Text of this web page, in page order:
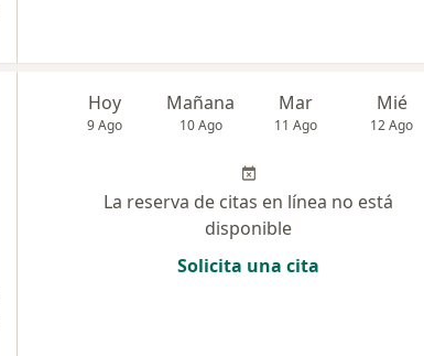
Hoy
9 Ago
Mañana
10 Ago
Mar
11 Ago
Mié
12 Ago
La reserva de citas en línea no está
disponible
Solicita una cita